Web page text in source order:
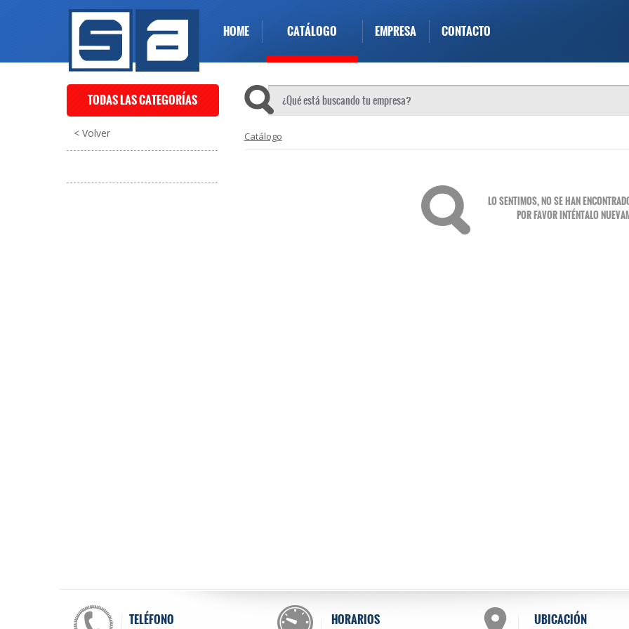
HOME CATÁLOGO EMPRESA CONTACTO
TODAS LAS CATEGORÍAS
< Volver Catálogo
LO SENTIMOS, NO SE HAN
POR FAVOR INTÉNTALO
TELÉFONO HORARIOS UBICACIÓN